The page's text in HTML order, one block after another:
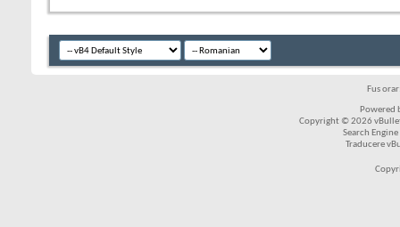
Fus
Powered
Copyright © 2026
Search
Traducere